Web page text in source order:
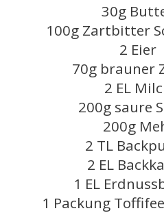
30g
100g Zartbitter
2 Eier
70g brauner
2 EL
200g saure
200g
2 TL
2 EL
1 EL
1 Packung